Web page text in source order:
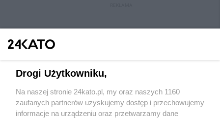
Wydawca mediów lokalnych
Drogi Użytkowniku,
Na naszej stronie 24kato.pl, my oraz naszych 1160
zaufanych partnerów uzyskujemy dostęp i przechowujemy
informacje na urządzeniu oraz przetwarzamy dane